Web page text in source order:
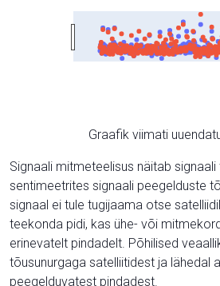
Graafik viimati
Signaali mitmeteelisus näitab
sentimeetrites signaali peegelduste
signaal ei tule tugijaama otse
teekonda pidi, kas ühe- või
erinevatelt pindadelt. Põhilised
tõusunurgaga satelliitidest ja lähedal
peegelduvatest pindadest.